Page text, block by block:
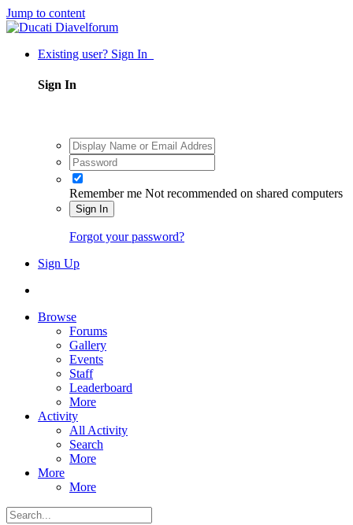
Jump to content
Existing user? Sign In
Sign In
Remember me Not recommended on shared computers
Sign In
Forgot your password?
Sign Up
Browse
Forums
Gallery
Events
Staff
Leaderboard
More
Activity
All Activity
Search
More
More
More